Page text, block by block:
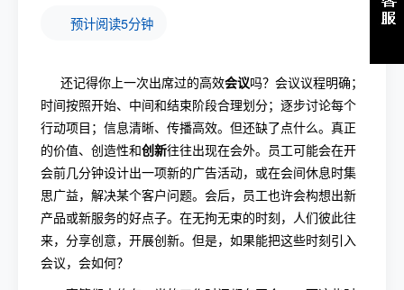
预计阅读5分钟
还记得你上一次出席过的高效会议吗？会议议程明确；
时间按照开始、中间和结束阶段合理划分；逐步讨论每个
行动项目；信息清晰、传播高效。但还缺了点什么。真正
的价值、创造性和创新往往出现在会外。员工可能会在开
会前几分钟设计出一项新的广告活动，或在会间休息时集
思广益，解决某个客户问题。会后，员工也许会构想出新
产品或新服务的好点子。在无拘无束的时刻，人们彼此往
来，分享创意，开展创新。但是，如果能把这些时刻引入
会议，会如何？